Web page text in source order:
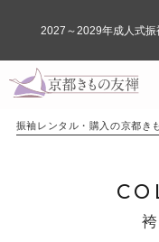
振袖レンタル・購入の京都き
2027～2029年成人式